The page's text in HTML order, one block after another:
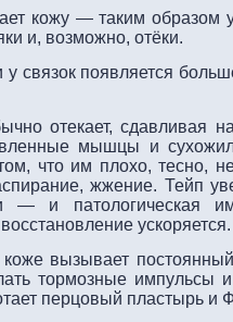
кожу — таким образом
и, возможно, отёки.
связок появляется
отекает, сдавливая
мышцы и
что им плохо, тесно,
жжение. Тейп
— и патологическая
ускоряется.
вызывает
тормозные импульсы
перцовый пластырь и